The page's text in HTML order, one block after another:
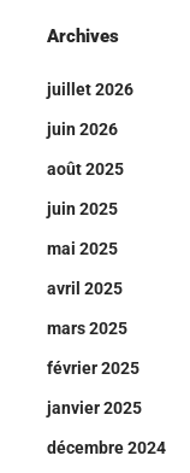
Archives
juillet 2026
juin 2026
août 2025
juin 2025
mai 2025
avril 2025
mars 2025
février 2025
janvier 2025
décembre 2024